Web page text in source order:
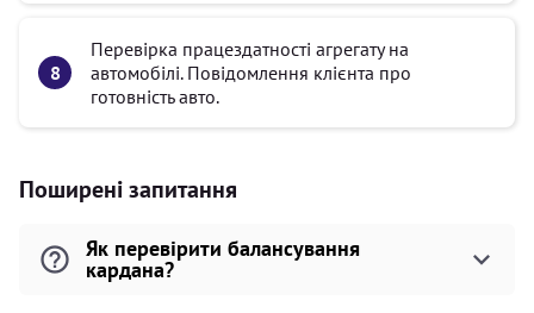
Перевірка працездатності агрегату на
автомобілі. Повідомлення клієнта про
готовність авто.
Поширені запитання
Як перевірити балансування
кардана?